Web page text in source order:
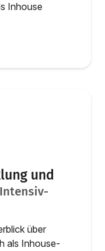
Inhouse
und
Intensiv-
über
als Inhouse-